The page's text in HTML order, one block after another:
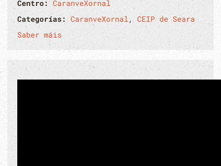
Centro: CaranveXornal
Categorías:CaranveXornal,CEIP de Seara
Saber máis